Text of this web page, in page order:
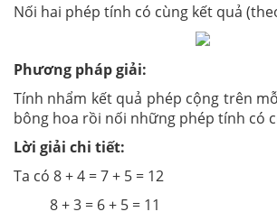
Nối hai phép tính có cùng kết quả
Phương pháp giải:
Tính nhẩm kết quả phép cộng trên
bông hoa rồi nối những phép tính có
Lời giải chi tiết:
Ta có 8 + 4 = 7 + 5 = 12
8 + 3 = 6 + 5 = 11